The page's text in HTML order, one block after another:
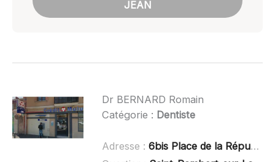
JEAN
Dr BERNARD Romain
Catégorie : Dentiste
Adresse : 6bis Place de la République, 42170 Saint-Just-Saint-Rambert